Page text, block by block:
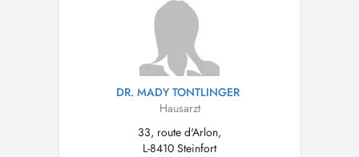
DR. MADY TONTLINGER
Hausarzt
33, route d'Arlon,
L-8410 Steinfort